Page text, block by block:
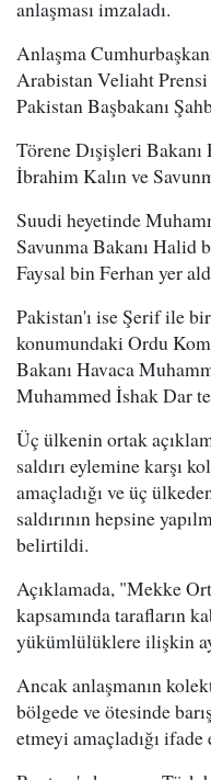
anlaşması imzaladı.
Anlaşma
Arabistan Veliaht
Pakistan Başbakanı
Törene Dışişleri
İbrahim Kalın ve
Suudi heyetinde
Savunma Bakanı Halid
Faysal bin Ferhan yer
Pakistan'ı ise Şerif ile
konumundaki Ordu
Bakanı Havaca
Muhammed İshak Dar
Üç ülkenin ortak
saldırı eylemine karşı
amaçladığı ve üç
saldırının hepsine
belirtildi.
Açıklamada, "Mekke
kapsamında tarafların
yükümlülüklere ilişkin
Ancak anlaşmanın
bölgede ve ötesinde
etmeyi amaçladığı